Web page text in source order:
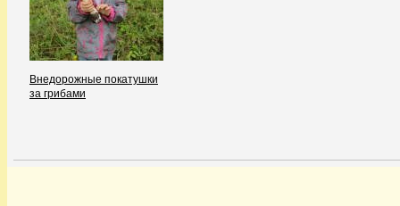
Внедорожные покатушки
за грибами